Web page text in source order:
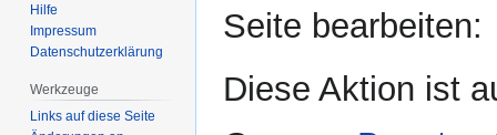
Seite bearbeiten:
Diese Aktion ist
Hilfe
Impressum
Datenschutzerklärung
Werkzeuge
Links auf diese Seite